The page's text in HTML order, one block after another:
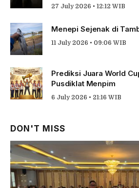
27 July 2026 • 12:12 WIB
Menepi Sejenak di
11 July 2026 • 09:06 WIB
Prediksi Juara World
Pusdiklat Menpim
6 July 2026 • 21:16 WIB
DON'T MISS